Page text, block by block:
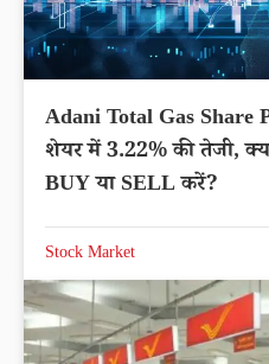
Adani Total Gas Share
शेयर में 3.22% की तेजी,
BUY या SELL करें?
Stock Market